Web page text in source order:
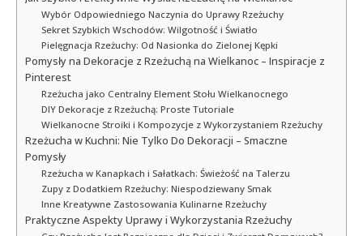
Wybór Odpowiedniego Naczynia do Uprawy Rzeżuchy
Sekret Szybkich Wschodów: Wilgotność i Światło
Pielęgnacja Rzeżuchy: Od Nasionka do Zielonej Kępki
Pomysły na Dekoracje z Rzeżuchą na Wielkanoc – Inspiracje z
Pinterest
Rzeżucha jako Centralny Element Stołu Wielkanocnego
DIY Dekoracje z Rzeżuchą: Proste Tutoriale
Wielkanocne Stroiki i Kompozycje z Wykorzystaniem Rzeżuchy
Rzeżucha w Kuchni: Nie Tylko Do Dekoracji – Smaczne
Pomysły
Rzeżucha w Kanapkach i Sałatkach: Świeżość na Talerzu
Zupy z Dodatkiem Rzeżuchy: Niespodziewany Smak
Inne Kreatywne Zastosowania Kulinarne Rzeżuchy
Praktyczne Aspekty Uprawy i Wykorzystania Rzeżuchy